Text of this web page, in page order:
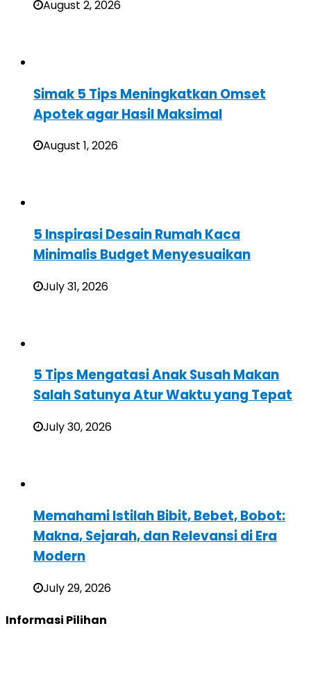
August 2, 2026
Simak 5 Tips Meningkatkan Omset
Apotek agar Hasil Maksimal
August 1, 2026
5 Inspirasi Desain Rumah Kaca
Minimalis Budget Menyesuaikan
July 31, 2026
5 Tips Mengatasi Anak Susah Makan
Salah Satunya Atur Waktu yang Tepat
July 30, 2026
Memahami Istilah Bibit, Bebet, Bobot:
Makna, Sejarah, dan Relevansi di Era
Modern
July 29, 2026
Informasi Pilihan